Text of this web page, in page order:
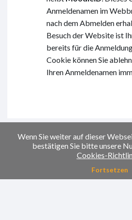
Wenn Sie weiter auf dieser
bestätigen Sie bitte unsere
Cookies-
Fortsetzen
Anmeldenamen im
nach dem Abmelden
Besuch der Website ist
bereits für die
Cookie können Sie
Ihren Anmeldenamen